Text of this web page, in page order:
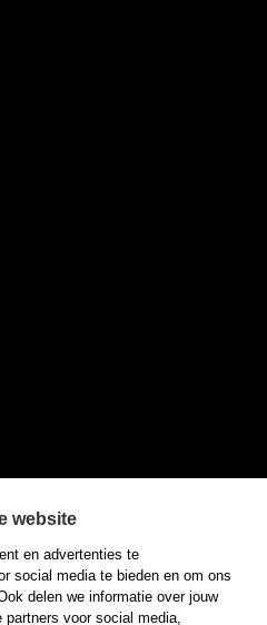
website
en advertenties te
social media te bieden en om ons
delen we informatie over jouw
voor social media,